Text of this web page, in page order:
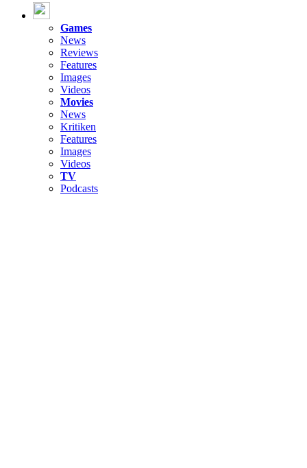
Games
News
Reviews
Features
Images
Videos
Movies
News
Kritiken
Features
Images
Videos
TV
Podcasts